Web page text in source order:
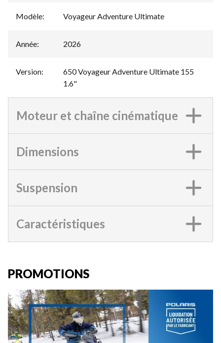
Modèle: Voyageur Adventure Ultimate
Année: 2026
Version:
650 Voyageur Adventure Ultimate 155
1.6"
Moteur et chaîne cinématique
Dimensions
Suspension
Caractéristiques
PROMOTIONS